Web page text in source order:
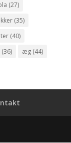
(27)
(35)
(40)
(36) æg(44)